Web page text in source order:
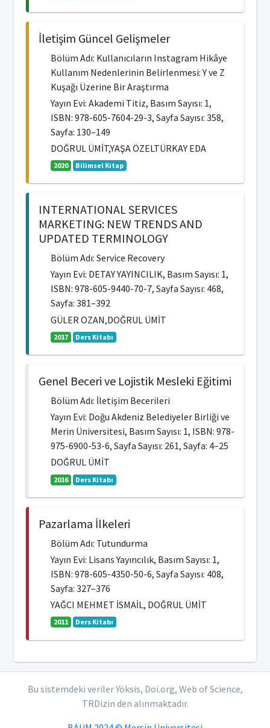
İletişim Güncel Gelişmeler
Bölüm Adı: Kullanıcıların Instagram Hikâye
Kullanım Nedenlerinin Belirlenmesi: Y ve Z
Kuşağı Üzerine Bir Araştırma
Yayın Evi: Akademi Titiz, Basım Sayısı: 1,
ISBN: 978-605-7604-29-3, Sayfa Sayısı: 358,
Sayfa: 130–149
DOĞRUL ÜMİT,YAŞA ÖZELTÜRKAY EDA
2020 Bilimsel Kitap
INTERNATIONAL SERVICES
MARKETING: NEW TRENDS AND
UPDATED TERMINOLOGY
Bölüm Adı: Service Recovery
Yayın Evi: DETAY YAYINCILIK, Basım Sayısı: 1,
ISBN: 978-605-9440-70-7, Sayfa Sayısı: 468,
Sayfa: 381–392
GÜLER OZAN,DOĞRUL ÜMİT
2017 Ders Kitabı
Genel Beceri ve Lojistik Mesleki Eğitimi
Bölüm Adı: İletişim Becerileri
Yayın Evi: Doğu Akdeniz Belediyeler Birliği ve
Merin Üniversitesi, Basım Sayısı: 1, ISBN: 978-
975-6900-53-6, Sayfa Sayısı: 261, Sayfa: 4–25
DOĞRUL ÜMİT
2016 Ders Kitabı
Pazarlama İlkeleri
Bölüm Adı: Tutundurma
Yayın Evi: Lisans Yayıncılık, Basım Sayısı: 1,
ISBN: 978-605-4350-50-6, Sayfa Sayısı: 408,
Sayfa: 327–376
YAĞCI MEHMET İSMAİL, DOĞRUL ÜMİT
2011 Ders Kitabı
Bu sistemdeki veriler Yöksis, Doi.org, Web of Science,
TRDizin den alınmaktadır.